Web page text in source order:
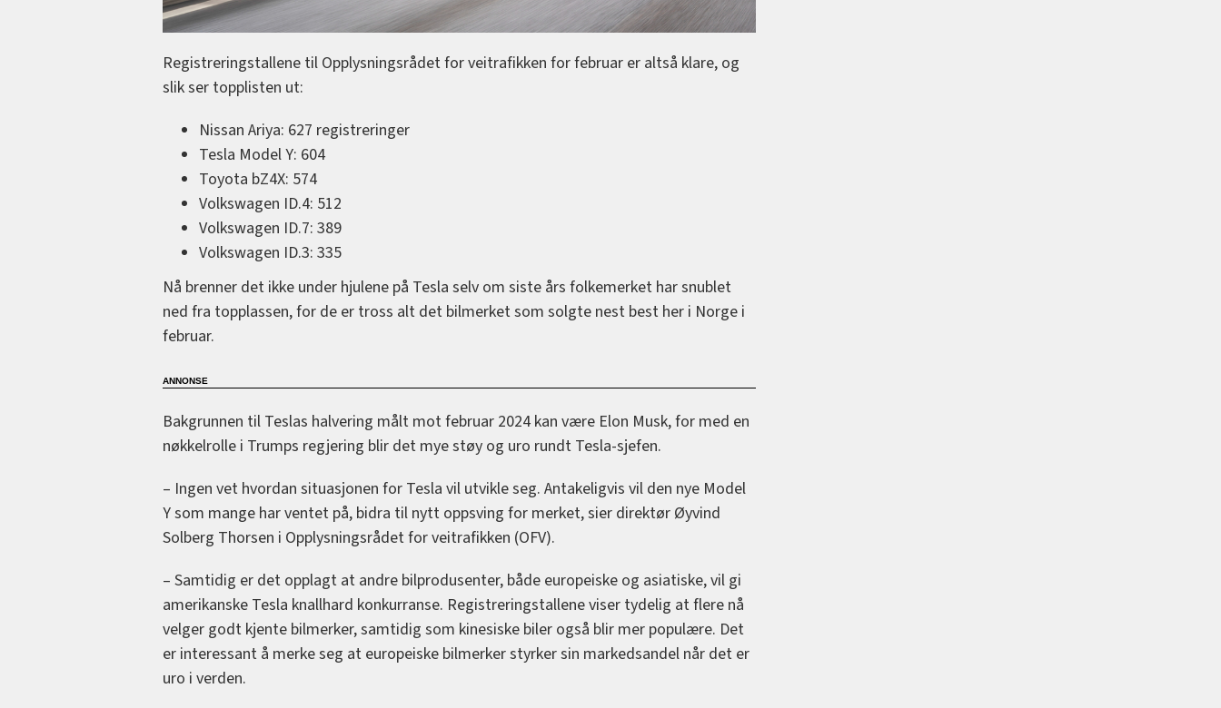
Registreringstallene til Opplysningsrådet for veitrafikken for februar er altså klare, og
slik ser topplisten ut:
Nissan Ariya: 627 registreringer
Tesla Model Y: 604
Toyota bZ4X: 574
Volkswagen ID.4: 512
Volkswagen ID.7: 389
Volkswagen ID.3: 335
Nå brenner det ikke under hjulene på Tesla selv om siste års folkemerket har snublet
ned fra topplassen, for de er tross alt det bilmerket som solgte nest best her i Norge i
februar.
Bakgrunnen til Teslas halvering målt mot februar 2024 kan være Elon Musk, for med en
nøkkelrolle i Trumps regjering blir det mye støy og uro rundt Tesla-sjefen.
– Ingen vet hvordan situasjonen for Tesla vil utvikle seg. Antakeligvis vil den nye Model
Y som mange har ventet på, bidra til nytt oppsving for merket, sier direktør Øyvind
Solberg Thorsen i Opplysningsrådet for veitrafikken (OFV).
– Samtidig er det opplagt at andre bilprodusenter, både europeiske og asiatiske, vil gi
amerikanske Tesla knallhard konkurranse. Registreringstallene viser tydelig at flere nå
velger godt kjente bilmerker, samtidig som kinesiske biler også blir mer populære. Det
er interessant å merke seg at europeiske bilmerker styrker sin markedsandel når det er
uro i verden.